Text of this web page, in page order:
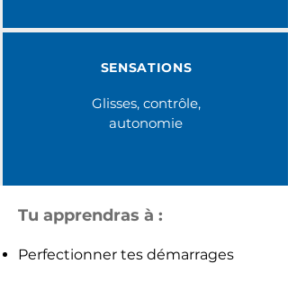
SENSATIONS
Glisses, contrôle,
autonomie
Tu apprendras à :
Perfectionner tes démarrages